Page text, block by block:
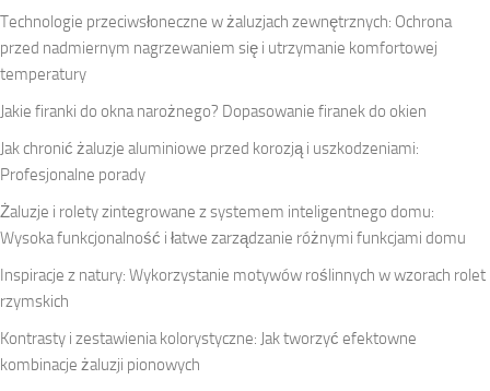
Technologie przeciwsłoneczne w żaluzjach zewnętrznych: Ochrona
przed nadmiernym nagrzewaniem się i utrzymanie komfortowej
temperatury
Jakie firanki do okna narożnego? Dopasowanie firanek do okien
Jak chronić żaluzje aluminiowe przed korozją i uszkodzeniami:
Profesjonalne porady
Żaluzje i rolety zintegrowane z systemem inteligentnego domu:
Wysoka funkcjonalność i łatwe zarządzanie różnymi funkcjami domu
Inspiracje z natury: Wykorzystanie motywów roślinnych w wzorach rolet
rzymskich
Kontrasty i zestawienia kolorystyczne: Jak tworzyć efektowne
kombinacje żaluzji pionowych